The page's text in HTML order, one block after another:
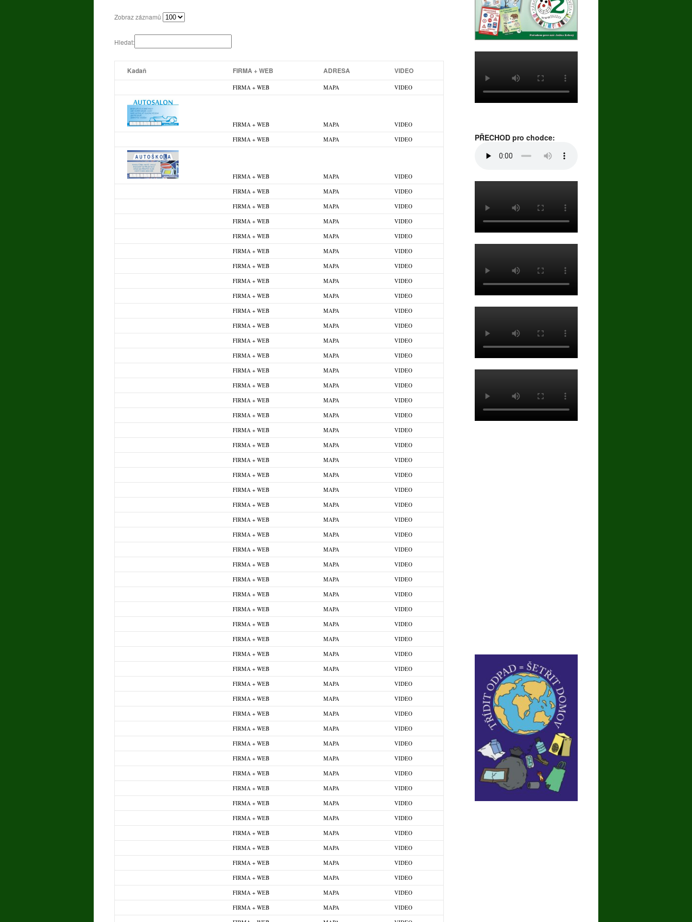
Zobraz záznamů
Hledat:
Kadaň FIRMA + WEB ADRESA VIDEO
FIRMA + WEB MAPA VIDEO
FIRMA + WEB MAPA VIDEO
FIRMA + WEB MAPA VIDEO
FIRMA + WEB MAPA VIDEO
FIRMA + WEB MAPA VIDEO
FIRMA + WEB MAPA VIDEO
FIRMA + WEB MAPA VIDEO
FIRMA + WEB MAPA VIDEO
FIRMA + WEB MAPA VIDEO
FIRMA + WEB MAPA VIDEO
FIRMA + WEB MAPA VIDEO
FIRMA + WEB MAPA VIDEO
FIRMA + WEB MAPA VIDEO
FIRMA + WEB MAPA VIDEO
FIRMA + WEB MAPA VIDEO
FIRMA + WEB MAPA VIDEO
FIRMA + WEB MAPA VIDEO
FIRMA + WEB MAPA VIDEO
FIRMA + WEB MAPA VIDEO
FIRMA + WEB MAPA VIDEO
FIRMA + WEB MAPA VIDEO
FIRMA + WEB MAPA VIDEO
FIRMA + WEB MAPA VIDEO
FIRMA + WEB MAPA VIDEO
FIRMA + WEB MAPA VIDEO
FIRMA + WEB MAPA VIDEO
FIRMA + WEB MAPA VIDEO
FIRMA + WEB MAPA VIDEO
FIRMA + WEB MAPA VIDEO
FIRMA + WEB MAPA VIDEO
FIRMA + WEB MAPA VIDEO
FIRMA + WEB MAPA VIDEO
FIRMA + WEB MAPA VIDEO
FIRMA + WEB MAPA VIDEO
FIRMA + WEB MAPA VIDEO
FIRMA + WEB MAPA VIDEO
FIRMA + WEB MAPA VIDEO
FIRMA + WEB MAPA VIDEO
FIRMA + WEB MAPA VIDEO
FIRMA + WEB MAPA VIDEO
FIRMA + WEB MAPA VIDEO
FIRMA + WEB MAPA VIDEO
FIRMA + WEB MAPA VIDEO
FIRMA + WEB MAPA VIDEO
FIRMA + WEB MAPA VIDEO
FIRMA + WEB MAPA VIDEO
FIRMA + WEB MAPA VIDEO
FIRMA + WEB MAPA VIDEO
FIRMA + WEB MAPA VIDEO
FIRMA + WEB MAPA VIDEO
FIRMA + WEB MAPA VIDEO
FIRMA + WEB MAPA VIDEO
FIRMA + WEB MAPA VIDEO
PŘECHOD pro chodce: